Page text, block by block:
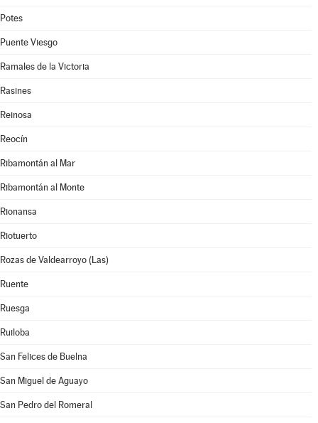
Potes
Puente Viesgo
Ramales de la Victoria
Rasines
Reinosa
Reocín
Ribamontán al Mar
Ribamontán al Monte
Rionansa
Riotuerto
Rozas de Valdearroyo (Las)
Ruente
Ruesga
Ruiloba
San Felices de Buelna
San Miguel de Aguayo
San Pedro del Romeral